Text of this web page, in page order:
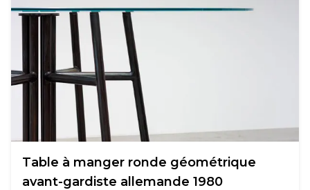
Table à manger ronde géométrique
avant-gardiste allemande 1980